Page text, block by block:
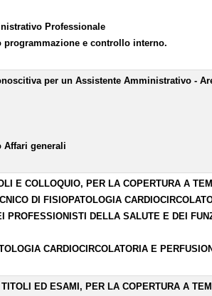
Professionale
programmazione e controllo interno.
per un Assistente Amministrativo -
Affari generali
E COLLOQUIO, PER LA COPERTURA A
DI FISIOPATOLOGIA
PROFESSIONISTI DELLA SALUTE E DEI
CARDIOCIRCOLATORIA E
ED ESAMI, PER LA COPERTURA A